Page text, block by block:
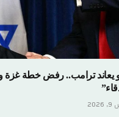
يعاند ترامب.. رفض خطة